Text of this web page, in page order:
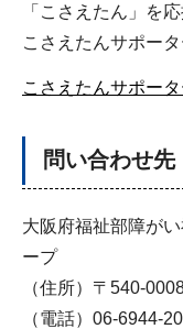
「こさえたん」を
こさえたんサポー
こさえたんサポー
問い合わせ先
大阪府福祉部障が
ープ
（住所）〒540-
（電話）06-6944-